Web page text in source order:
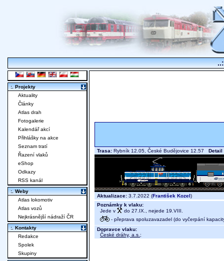
Trasa: Rybník 12.05, České Budějovice 12.57 Detail
Aktualizace: 3.7.2022 (František Kozel)
Poznámky k vlaku:
Jede v
do 27.IX., nejede 19.VIII.
- přeprava spoluzavazadel (do vyčerpání
Dopravce vlaku:
České dráhy, a.s. ;
:. Projekty
Aktuality
Články
Atlas drah
Fotogalerie
Kalendář akcí
Přihlášky na akce
Seznam tratí
Řazení vlaků
eShop
Odkazy
RSS kanál
:. Weby
Atlas lokomotiv
Atlas vozů
Nejkrásnější nádraží ČR
:. Kontakty
Redakce
Spolek
Skupiny